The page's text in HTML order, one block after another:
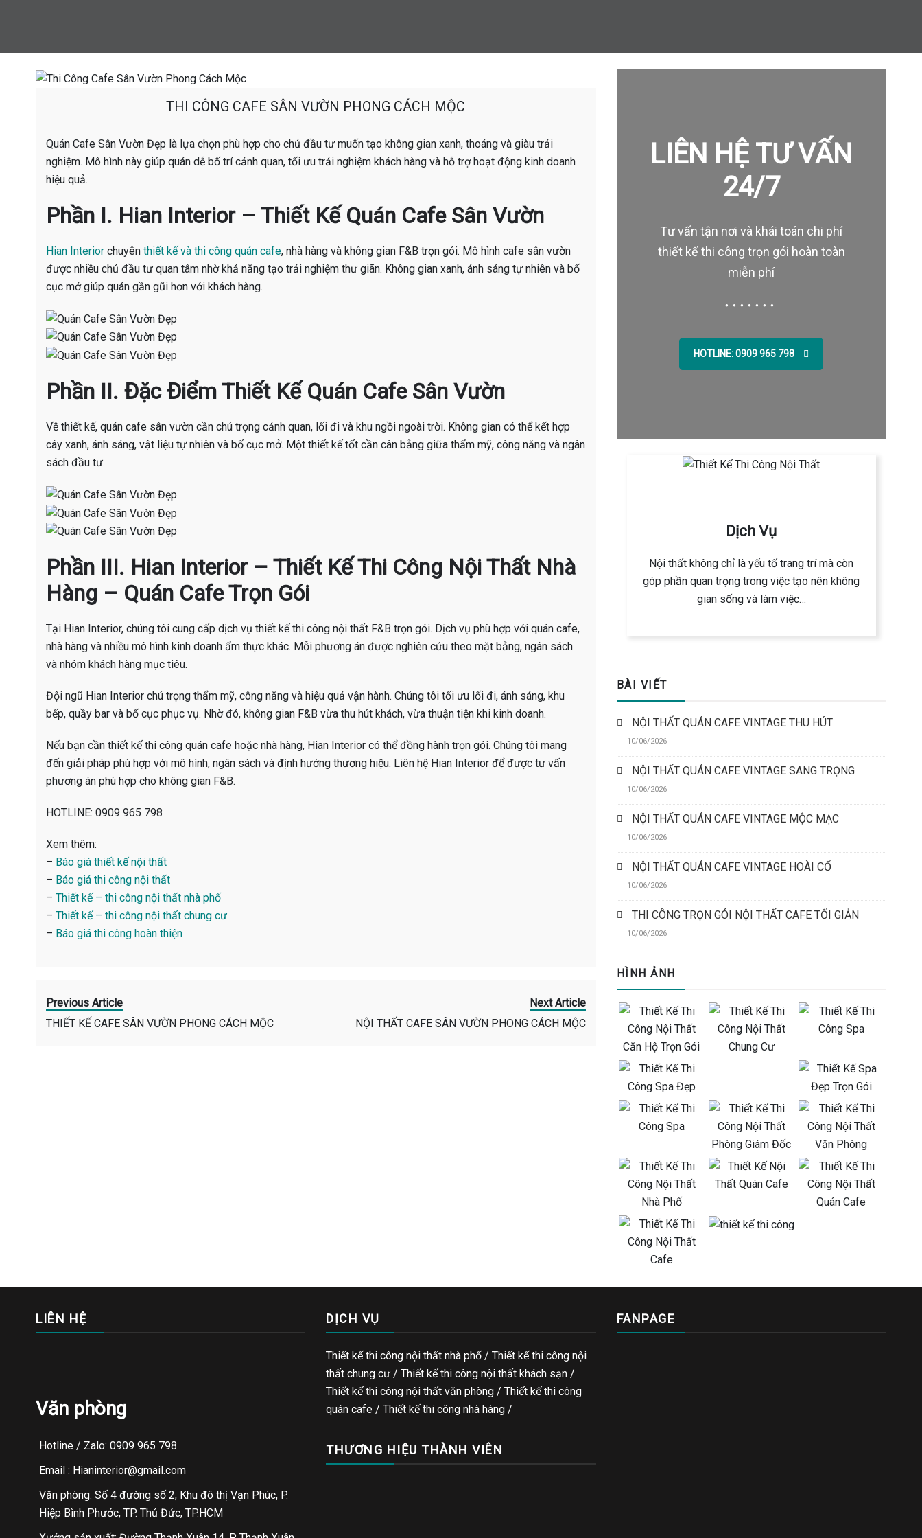
THI CÔNG CAFE SÂN VƯỜN PHONG CÁCH MỘC
Quán Cafe Sân Vườn Đẹp là lựa chọn phù hợp cho chủ đầu tư muốn tạo không gian xanh, thoáng và giàu trải
nghiệm. Mô hình này giúp quán dễ bố trí cảnh quan, tối ưu trải nghiệm khách hàng và hỗ trợ hoạt động kinh doanh
hiệu quả.
Phần I. Hian Interior – Thiết Kế Quán Cafe Sân Vườn
Hian Interior chuyên thiết kế và thi công quán cafe, nhà hàng và không gian F&B trọn gói. Mô hình cafe sân vườn
được nhiều chủ đầu tư quan tâm nhờ khả năng tạo trải nghiệm thư giãn. Không gian xanh, ánh sáng tự nhiên và bố
cục mở giúp quán gần gũi hơn với khách hàng.
Phần II. Đặc Điểm Thiết Kế Quán Cafe Sân Vườn
Về thiết kế, quán cafe sân vườn cần chú trọng cảnh quan, lối đi và khu ngồi ngoài trời. Không gian có thể kết hợp
cây xanh, ánh sáng, vật liệu tự nhiên và bố cục mở. Một thiết kế tốt cần cân bằng giữa thẩm mỹ, công năng và ngân
sách đầu tư.
Phần III. Hian Interior – Thiết Kế Thi Công Nội Thất Nhà
Hàng – Quán Cafe Trọn Gói
Tại Hian Interior, chúng tôi cung cấp dịch vụ thiết kế thi công nội thất F&B trọn gói. Dịch vụ phù hợp với quán cafe,
nhà hàng và nhiều mô hình kinh doanh ẩm thực khác. Mỗi phương án được nghiên cứu theo mặt bằng, ngân sách
và nhóm khách hàng mục tiêu.
Đội ngũ Hian Interior chú trọng thẩm mỹ, công năng và hiệu quả vận hành. Chúng tôi tối ưu lối đi, ánh sáng, khu
bếp, quầy bar và bố cục phục vụ. Nhờ đó, không gian F&B vừa thu hút khách, vừa thuận tiện khi kinh doanh.
Nếu bạn cần thiết kế thi công quán cafe hoặc nhà hàng, Hian Interior có thể đồng hành trọn gói. Chúng tôi mang
đến giải pháp phù hợp với mô hình, ngân sách và định hướng thương hiệu. Liên hệ Hian Interior để được tư vấn
phương án phù hợp cho không gian F&B.
HOTLINE: 0909 965 798
Xem thêm:
– Báo giá thiết kế nội thất
– Báo giá thi công nội thất
– Thiết kế – thi công nội thất nhà phố
– Thiết kế – thi công nội thất chung cư
– Báo giá thi công hoàn thiện
Previous Article
THIẾT KẾ CAFE SÂN VƯỜN PHONG CÁCH MỘC
Next Article
NỘI THẤT CAFE SÂN VƯỜN PHONG CÁCH MỘC
LIÊN HỆ TƯ VẤN
24/7
Tư vấn tận nơi và khái toán chi phí
thiết kế thi công trọn gói hoàn toàn
miễn phí
HOTLINE: 0909 965 798
Dịch Vụ
Nội thất không chỉ là yếu tố trang trí mà còn
góp phần quan trọng trong việc tạo nên không
gian sống và làm việc…
BÀI VIẾT
NỘI THẤT QUÁN CAFE VINTAGE THU HÚT
10/06/2026
NỘI THẤT QUÁN CAFE VINTAGE SANG TRỌNG
10/06/2026
NỘI THẤT QUÁN CAFE VINTAGE MỘC MẠC
10/06/2026
NỘI THẤT QUÁN CAFE VINTAGE HOÀI CỔ
10/06/2026
THI CÔNG TRỌN GÓI NỘI THẤT CAFE TỐI GIẢN
10/06/2026
HÌNH ẢNH
LIÊN HỆ
Văn phòng
Hotline / Zalo: 0909 965 798
Email : Hianinterior@gmail.com
Văn phòng: Số 4 đường số 2, Khu đô thị Vạn Phúc, P.
Hiệp Bình Phước, TP. Thủ Đức, TP.HCM
DỊCH VỤ
Thiết kế thi công nội thất nhà phố / Thiết kế thi công nội
thất chung cư / Thiết kế thi công nội thất khách sạn /
Thiết kế thi công nội thất văn phòng /Thiết kế thi công
quán cafe /Thiết kế thi công nhà hàng /
THƯƠNG HIỆU THÀNH VIÊN
FANPAGE